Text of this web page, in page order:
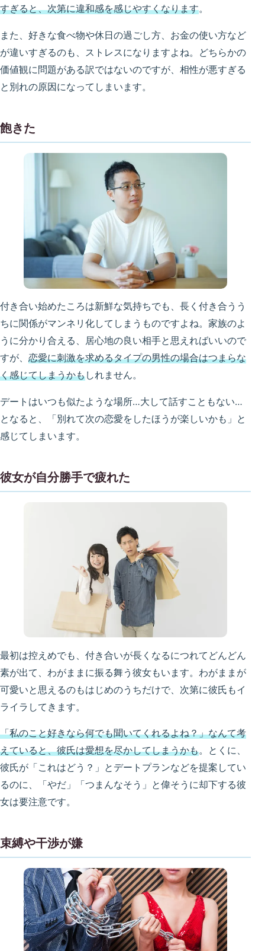
すぎると、次第に違和感を感じやすくなります。
また、好きな食べ物や休日の過ごし方、お金の使い方など
が違いすぎるのも、ストレスになりますよね。どちらかの
価値観に問題がある訳ではないのですが、相性が悪すぎる
と別れの原因になってしまいます。
飽きた
付き合い始めたころは新鮮な気持ちでも、長く付き合うう
ちに関係がマンネリ化してしまうものですよね。家族のよ
うに分かり合える、居心地の良い相手と思えればいいので
すが、 恋愛に刺激を求めるタイプの男性の場合はつまらな
く感じてしまうかもしれません。
デートはいつも似たような場所…大して話すこともない…
となると、「別れて次の恋愛をしたほうが楽しいかも」と
感じてしまいます。
彼女が自分勝手で疲れた
最初は控えめでも、付き合いが長くなるにつれてどんどん
素が出て、わがままに振る舞う彼女もいます。わがままが
可愛いと思えるのもはじめのうちだけで、次第に彼氏もイ
ライラしてきます。
「私のこと好きなら何でも聞いてくれるよね？」なんて考
えていると、彼氏は愛想を尽かしてしまうかも。とくに、
彼氏が「これはどう？」とデートプランなどを提案してい
るのに、「やだ」「つまんなそう」と偉そうに却下する彼
女は要注意です。
束縛や干渉が嫌